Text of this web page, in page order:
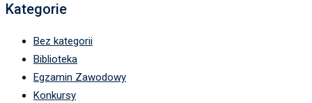
Kategorie
Bez kategorii
Biblioteka
Egzamin Zawodowy
Konkursy